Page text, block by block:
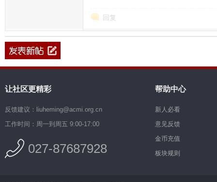
回复
让社区更精彩
反馈建议：liuheming@acmi.org.cn
工作时间：周一到周五 9:00-17:00
027-87687928
帮助中心
新人必看
意见反馈
金币充值
板块规则